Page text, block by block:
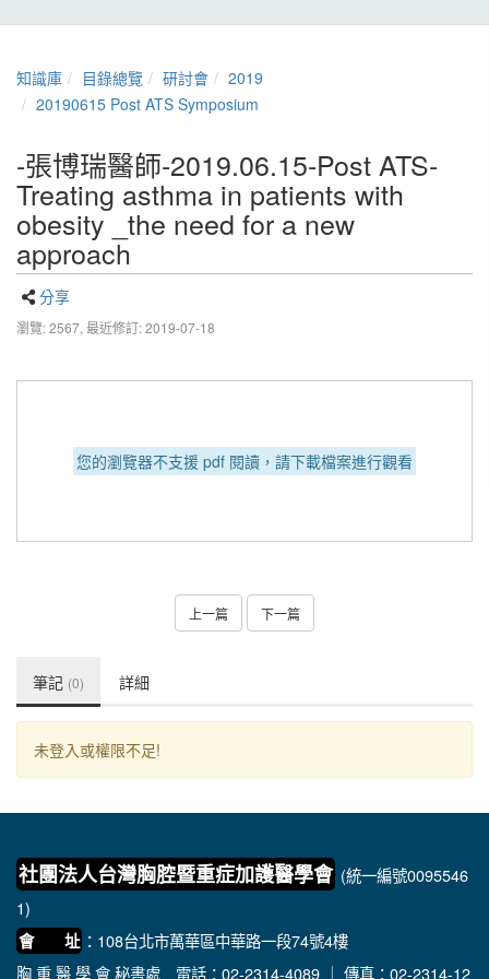
知識庫 目錄總覽 研討會
2019
20190615 Post ATS Symposium
-張博瑞醫師-2019.06.15-Post ATS-
Treating asthma in patients with
obesity _the need for a new
approach
分享
瀏覽: 2567, 最近修訂: 2019-07-18
您的瀏覽器不支援 pdf 閱讀，請下載檔案進行觀看
上一篇 下一篇
筆記 (0) 詳細
未登入或權限不足!
社團法人台灣胸腔暨重症加護醫學會 (統一編號0095546
1)
會 址 ：108台北市萬華區中華路一段74號4樓
胸 重 醫 學 會 秘書處 電話：02-2314-4089 ｜ 傳真：02-2314-12